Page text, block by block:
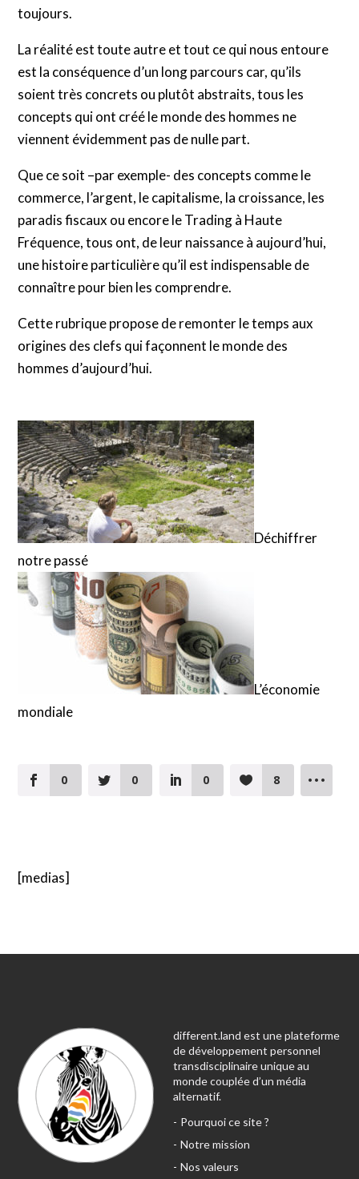
toujours.
La réalité est toute autre et tout ce qui nous entoure
est la conséquence d’un long parcours car, qu’ils
soient très concrets ou plutôt abstraits, tous les
concepts qui ont créé le monde des hommes ne
viennent évidemment pas de nulle part.
Que ce soit –par exemple- des concepts comme le
commerce, l’argent, le capitalisme, la croissance, les
paradis fiscaux ou encore le Trading à Haute
Fréquence, tous ont, de leur naissance à aujourd’hui,
une histoire particulière qu’il est indispensable de
connaître pour bien les comprendre.
Cette rubrique propose de remonter le temps aux
origines des clefs qui façonnent le monde des
hommes d’aujourd’hui.
Déchiffrer
notre passé
L’économie
mondiale
0 0 0 8
[medias]
different.land est une plateforme
de développement personnel
transdisciplinaire unique au
monde couplée d’un média
alternatif.
Pourquoi ce site ?
Notre mission
Nos valeurs